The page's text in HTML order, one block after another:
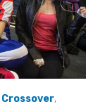
Crossover,